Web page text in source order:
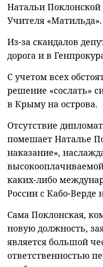
Натальи
Учителя «Матильда».
Из-за скандалов
дорога и в
С учетом всех
решение «сослать»
в Крыму на острова.
Отсутствие
помешает Наталье
наказание»,
каких-либо
России с Кабо-Верде
Сама Поклонская,
новую должность,
является большой
ответственностью